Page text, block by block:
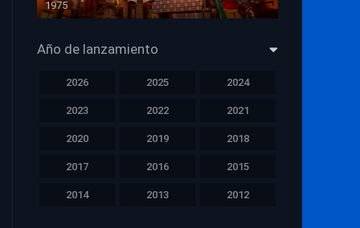
1975
HD 1080p
Año de lanzamiento
2026 2025 2024
2023 2022 2021
2020 2019 2018
2017 2016 2015
2014 2013 2012